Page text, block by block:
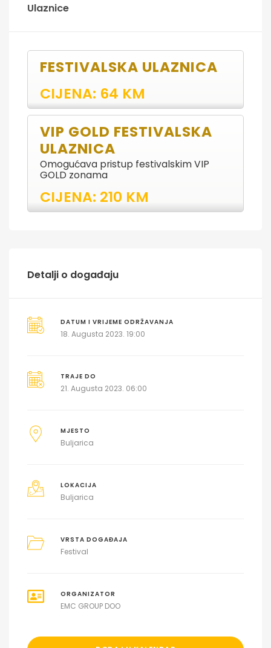
Ulaznice
FESTIVALSKA ULAZNICA
CIJENA: 64 KM
VIP GOLD FESTIVALSKA
ULAZNICA
Omogućava pristup festivalskim VIP
GOLD zonama
CIJENA: 210 KM
Detalji o događaju
DATUM I VRIJEME ODRŽAVANJA
18. Augusta 2023. 19:00
TRAJE DO
21. Augusta 2023. 06:00
MJESTO
Buljarica
LOKACIJA
Buljarica
VRSTA DOGAĐAJA
Festival
ORGANIZATOR
EMC GROUP DOO